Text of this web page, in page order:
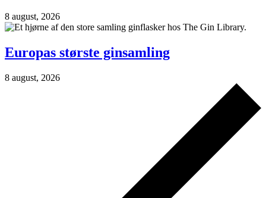
8 august, 2026
Europas største ginsamling
8 august, 2026